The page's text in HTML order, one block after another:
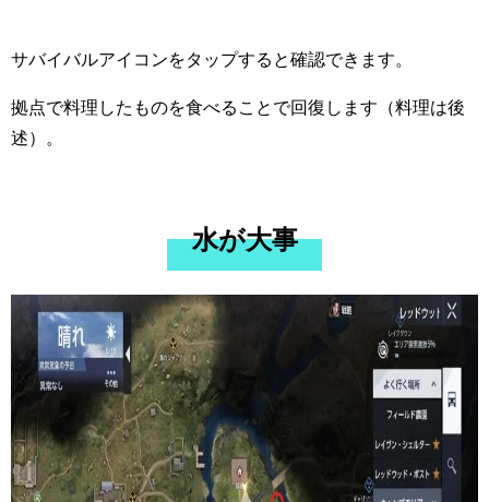
サバイバルアイコンをタップすると確認できます。
拠点で料理したものを食べることで回復します（料理は後
述）。
水が大事